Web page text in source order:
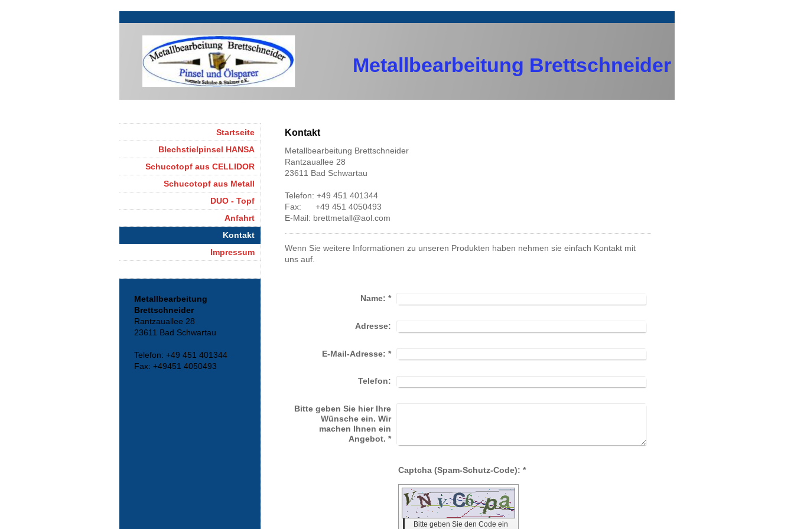
Metallbearbeitung Brettschneider
Kontakt
Metallbearbeitung Brettschneider
Rantzauallee 28
23611 Bad Schwartau
Telefon: +49 451 401344
Fax: +49 451 4050493
E-Mail: brettmetall@aol.com
Wenn Sie weitere Informationen zu unseren Produkten haben nehmen sie einfach Kontakt mit
uns auf.
Name: *
Adresse:
E-Mail-Adresse: *
Telefon:
Bitte geben Sie hier Ihre
Wünsche ein. Wir
machen Ihnen ein
Angebot. *
Captcha (Spam-Schutz-Code): *
Bitte geben Sie den Code ein
Startseite
Blechstielpinsel HANSA
Schucotopf aus CELLIDOR
Schucotopf aus Metall
DUO - Topf
Anfahrt
Kontakt
Impressum
Metallbearbeitung
Brettschneider
Rantzauallee 28
23611 Bad Schwartau
Telefon: +49 451 401344
Fax: +49451 4050493